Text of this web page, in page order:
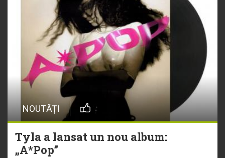
NOUTĂȚI
Tyla a lansat un nou album:
„A*Pop”